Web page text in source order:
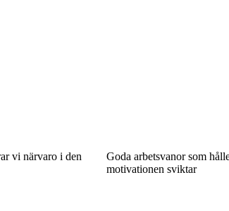
vi närvaro i den
Goda arbetsvanor som
motivationen sviktar